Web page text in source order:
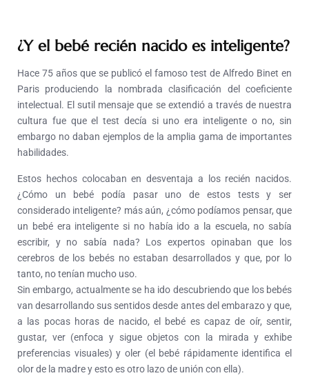
¿Y el bebé recién nacido es inteligente?
Hace 75 años que se publicó el famoso test de Alfredo Binet en
Paris produciendo la nombrada clasificación del coeficiente
intelectual. El sutil mensaje que se extendió a través de nuestra
cultura fue que el test decía si uno era inteligente o no, sin
embargo no daban ejemplos de la amplia gama de importantes
habilidades.
Estos hechos colocaban en desventaja a los recién nacidos.
¿Cómo un bebé podía pasar uno de estos tests y ser
considerado inteligente? más aún, ¿cómo podíamos pensar, que
un bebé era inteligente si no había ido a la escuela, no sabía
escribir, y no sabía nada? Los expertos opinaban que los
cerebros de los bebés no estaban desarrollados y que, por lo
tanto, no tenían mucho uso.
Sin embargo, actualmente se ha ido descubriendo que los bebés
van desarrollando sus sentidos desde antes del embarazo y que,
a las pocas horas de nacido, el bebé es capaz de oír, sentir,
gustar, ver (enfoca y sigue objetos con la mirada y exhibe
preferencias visuales) y oler (el bebé rápidamente identifica el
olor de la madre y esto es otro lazo de unión con ella).